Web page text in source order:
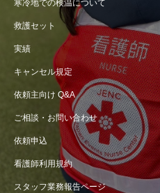
寒冷地での検温について
救護セット
実績
キャンセル規定
依頼主向け Q&A
ご相談・お問い合わせ
依頼申込
看護師利用規約
スタッフ業務報告ページ